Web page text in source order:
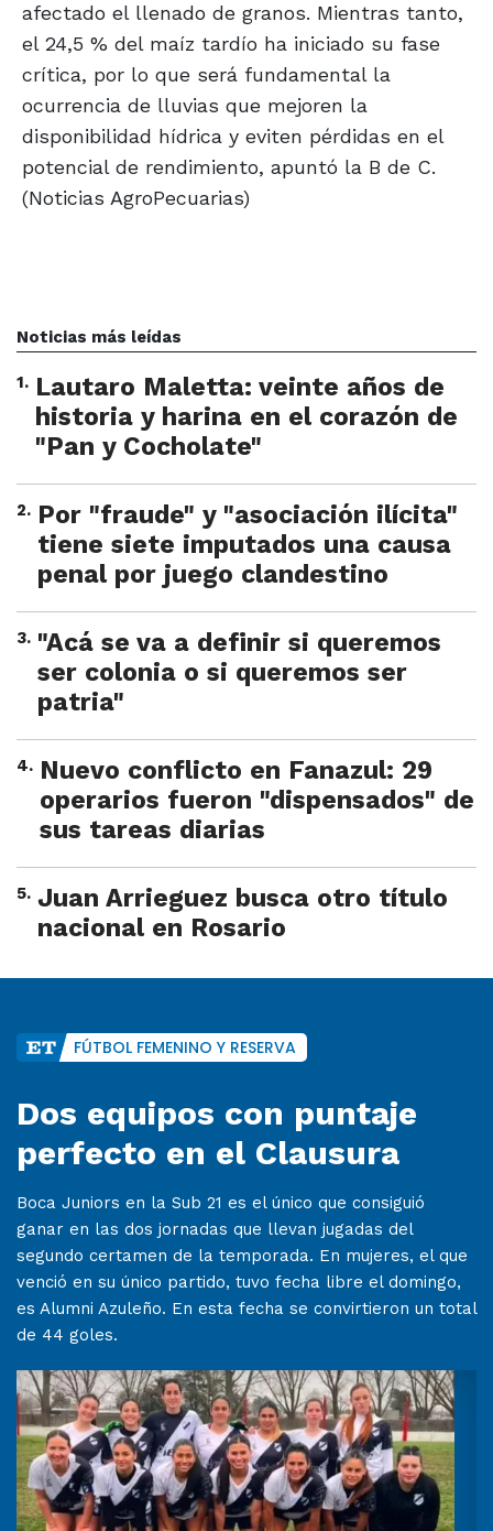
afectado el llenado de granos. Mientras tanto,
el 24,5 % del maíz tardío ha iniciado su fase
crítica, por lo que será fundamental la
ocurrencia de lluvias que mejoren la
disponibilidad hídrica y eviten pérdidas en el
potencial de rendimiento, apuntó la B de C.
(Noticias AgroPecuarias)
Noticias más leídas
1. Lautaro Maletta: veinte años de
historia y harina en el corazón de
"Pan y Cocholate"
2. Por "fraude" y "asociación ilícita"
tiene siete imputados una causa
penal por juego clandestino
3. "Acá se va a definir si queremos
ser colonia o si queremos ser
patria"
4. Nuevo conflicto en Fanazul: 29
operarios fueron "dispensados" de
sus tareas diarias
5. Juan Arrieguez busca otro título
nacional en Rosario
FÚTBOL FEMENINO Y RESERVA
Dos equipos con puntaje
perfecto en el Clausura
Boca Juniors en la Sub 21 es el único que consiguió
ganar en las dos jornadas que llevan jugadas del
segundo certamen de la temporada. En mujeres, el que
venció en su único partido, tuvo fecha libre el domingo,
es Alumni Azuleño. En esta fecha se convirtieron un total
de 44 goles.